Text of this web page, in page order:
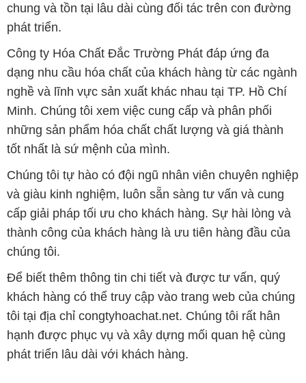
chung và tồn tại lâu dài cùng đối tác trên con đường
phát triển.
Công ty Hóa Chất Đắc Trường Phát đáp ứng đa
dạng nhu cầu hóa chất của khách hàng từ các ngành
nghề và lĩnh vực sản xuất khác nhau tại TP. Hồ Chí
Minh. Chúng tôi xem việc cung cấp và phân phối
những sản phẩm hóa chất chất lượng và giá thành
tốt nhất là sứ mệnh của mình.
Chúng tôi tự hào có đội ngũ nhân viên chuyên nghiệp
và giàu kinh nghiệm, luôn sẵn sàng tư vấn và cung
cấp giải pháp tối ưu cho khách hàng. Sự hài lòng và
thành công của khách hàng là ưu tiên hàng đầu của
chúng tôi.
Để biết thêm thông tin chi tiết và được tư vấn, quý
khách hàng có thể truy cập vào trang web của chúng
tôi tại địa chỉ congtyhoachat.net. Chúng tôi rất hân
hạnh được phục vụ và xây dựng mối quan hệ cùng
phát triển lâu dài với khách hàng.